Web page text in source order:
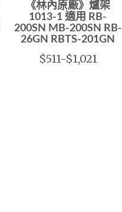
《林內原廠》爐架
1013-1 適用 RB-
200SN MB-200SN RB-
26GN RBTS-201GN
$511-$1,021